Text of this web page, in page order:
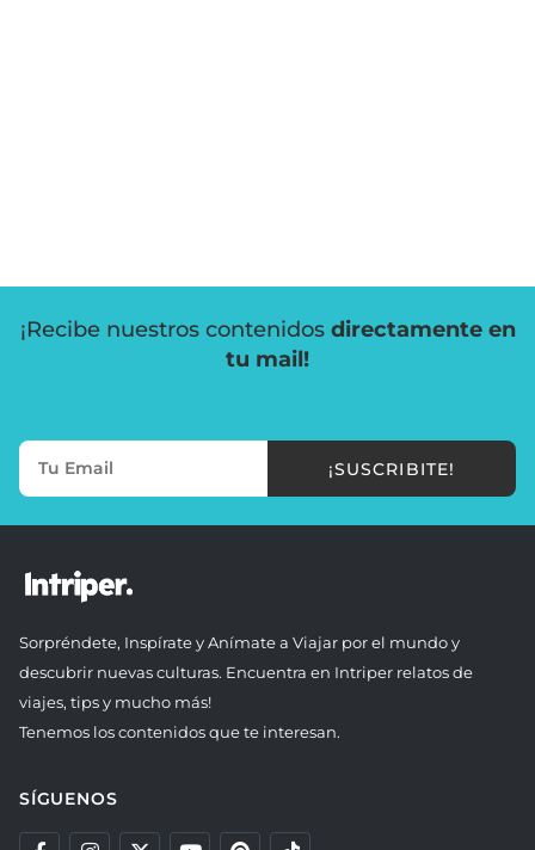
¡Recibe nuestros contenidos directamente en
tu mail!
¡SUSCRIBITE!
Sorpréndete, Inspírate y Anímate a Viajar por el mundo y
descubrir nuevas culturas. Encuentra en Intriper relatos de
viajes, tips y mucho más!
Tenemos los contenidos que te interesan.
SÍGUENOS